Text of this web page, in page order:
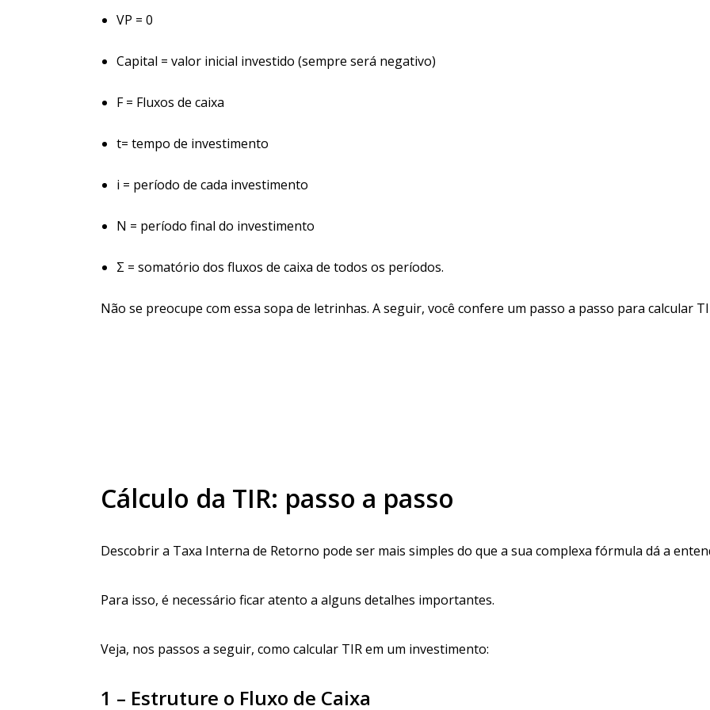
VP = 0
Capital = valor inicial investido (sempre será negativo)
F = Fluxos de caixa
t= tempo de investimento
i = período de cada investimento
N = período final do investimento
Σ = somatório dos fluxos de caixa de todos os períodos.
Não se preocupe com essa sopa de letrinhas. A seguir, você confere um passo a passo para calcular
Cálculo da TIR: passo a passo
Descobrir a Taxa Interna de Retorno pode ser mais simples do que a sua complexa fórmula dá a
Para isso, é necessário ficar atento a alguns detalhes importantes.
Veja, nos passos a seguir, como calcular TIR em um investimento:
1 – Estruture o Fluxo de Caixa